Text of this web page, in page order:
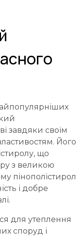
завдяки своїм
Його
що
з великою
пінополістирол
і добре
для утеплення
споруд і